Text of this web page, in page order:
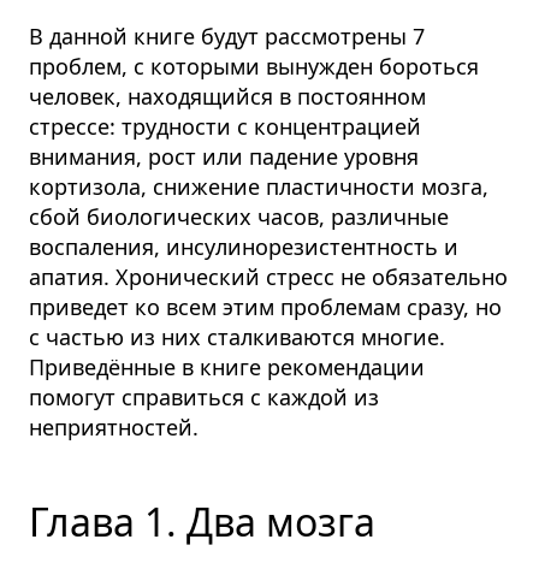
В данной книге будут рассмотрены 7
проблем, с которыми вынужден бороться
человек, находящийся в постоянном
стрессе: трудности с концентрацией
внимания, рост или падение уровня
кортизола, снижение пластичности мозга,
сбой биологических часов, различные
воспаления, инсулинорезистентность и
апатия. Хронический стресс не обязательно
приведет ко всем этим проблемам сразу, но
с частью из них сталкиваются многие.
Приведённые в книге рекомендации
помогут справиться с каждой из
неприятностей.
Глава 1. Два мозга